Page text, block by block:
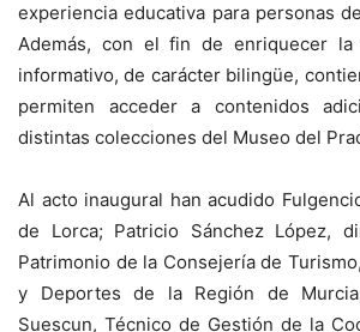
experiencia educativa para personas
Además, con el fin de enriquecer la
informativo, de carácter bilingüe,
permiten acceder a contenidos
distintas colecciones del Museo del
Al acto inaugural han acudido
de Lorca; Patricio Sánchez López,
Patrimonio de la Consejería de
y Deportes de la Región de
Suescun, Técnico de Gestión de la